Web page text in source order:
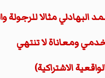
البهادلي مثالا للرجولة
ومعاناة لا تنتهي
الاشتراكية)